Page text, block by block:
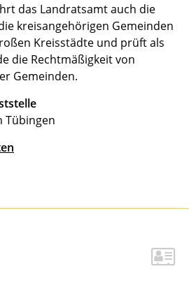
das Landratsamt auch die
kreisangehörigen Gemeinden
Kreisstädte und prüft als
die Rechtmäßigkeit von
Gemeinden.
Tübingen